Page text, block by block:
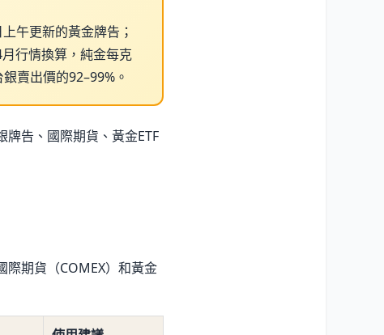
午更新的黃金牌告；
行情換算，純金每克
賣出價的92–99%。
告、國際期貨、黃金ETF
際期貨（COMEX）和黃金